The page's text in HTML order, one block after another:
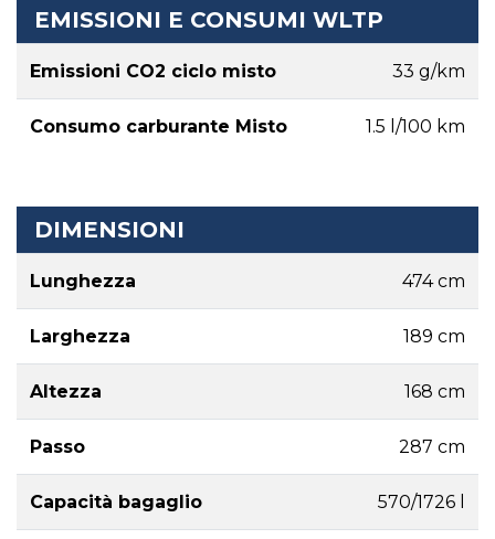
EMISSIONI E CONSUMI WLTP
Emissioni CO2 ciclo misto 33 g/km
Consumo carburante Misto 1.5 l/100 km
DIMENSIONI
Lunghezza 474 cm
Larghezza 189 cm
Altezza 168 cm
Passo 287 cm
Capacità bagaglio 570/1726 l